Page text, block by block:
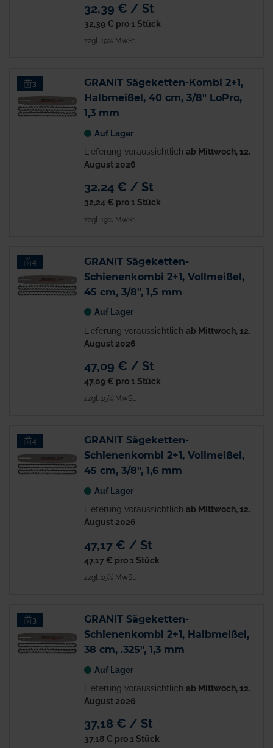
32,39 € / St
32,39 € pro 1 Stück
zzgl. 19% MwSt.
3
GRANIT Sägeketten-Kombi 2+1,
Halbmeißel, 40 cm, 3/8" LoPro,
1,3 mm
Auf Lager
Lieferung voraussichtlich ab Mittwoch, 12.
August 2026
32,24 € / St
32,24 € pro 1 Stück
zzgl. 19% MwSt.
4
GRANIT Sägeketten-
Schienenkombi 2+1, Vollmeißel,
45 cm, 3/8", 1,5 mm
Auf Lager
Lieferung voraussichtlich ab Mittwoch, 12.
August 2026
47,09 € / St
47,09 € pro 1 Stück
zzgl. 19% MwSt.
4
GRANIT Sägeketten-
Schienenkombi 2+1, Vollmeißel,
45 cm, 3/8", 1,6 mm
Auf Lager
Lieferung voraussichtlich ab Mittwoch, 12.
August 2026
47,17 € / St
47,17 € pro 1 Stück
zzgl. 19% MwSt.
3
GRANIT Sägeketten-
Schienenkombi 2+1, Halbmeißel,
38 cm, .325", 1,3 mm
Auf Lager
Lieferung voraussichtlich ab Mittwoch, 12.
August 2026
37,18 € / St
37,18 € pro 1 Stück